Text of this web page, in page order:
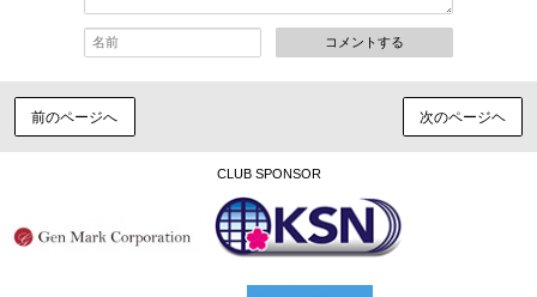
コメントする
前のページへ 次のページヘ
CLUB SPONSOR